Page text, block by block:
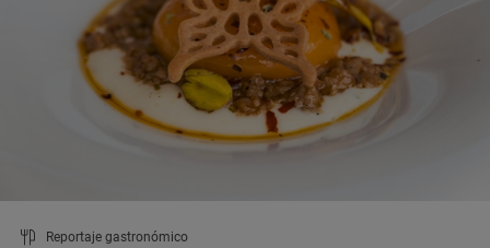
Reportaje gastronómico